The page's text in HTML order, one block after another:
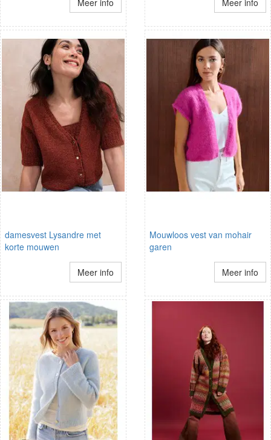
damesvest Lysandre met
korte mouwen
Meer info
Mouwloos vest van mohair
garen
Meer info